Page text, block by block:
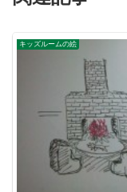
キッズルームの絵